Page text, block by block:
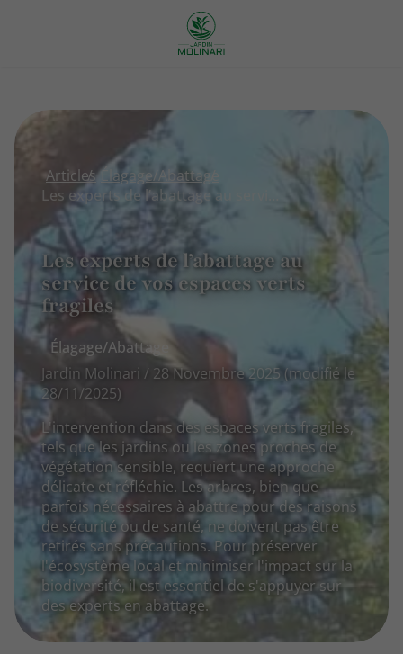
Articles Élagage/Abattage
Les experts de l’abattage au
service de vos espaces verts
fragiles
Élagage/Abattage
Jardin Molinari / 28 Novembre 2025 (modifié le
28/11/2025)
L'intervention dans des espaces verts fragiles,
tels que les jardins ou les zones proches de
végétation sensible, requiert une approche
délicate et réfléchie. Les arbres, bien que
parfois nécessaires à abattre pour des raisons
de sécurité ou de santé, ne doivent pas être
retirés sans précautions. Pour préserver
l'écosystème local et minimiser l'impact sur la
biodiversité, il est essentiel de s'appuyer sur
des experts en abattage.